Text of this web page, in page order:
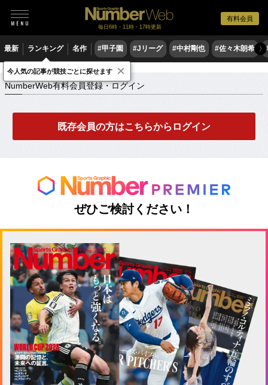
有料会員
毎日6時・11時・17時更新
最新 ランキング 名作 #甲子園 #Jリーグ #中村剛也 #佐々木朗希 〉
NumberWeb有料会員登録・ログイン
NumberWeb有料会員登録・ログイン
既存会員の方はこちらからログイン
ぜひご検討ください！
今人気の記事が競技ごとに探せます ×